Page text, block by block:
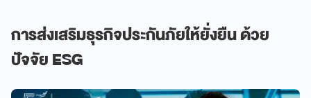
การส่งเสริมธุรกิจประกันภัยให้ยั่งยืน ด้วย
ปัจจัย ESG